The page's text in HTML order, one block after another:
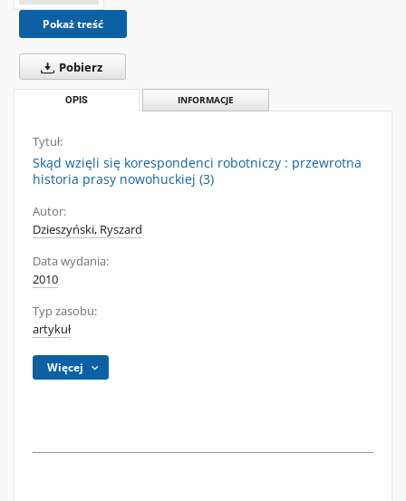
Pokaż treść
Pobierz
OPIS INFORMACJE
Tytuł:
Skąd wzięli się korespondenci robotniczy : przewrotna
historia prasy nowohuckiej (3)
Autor:
Dzieszyński, Ryszard
Data wydania:
2010
Typ zasobu:
artykuł
Więcej